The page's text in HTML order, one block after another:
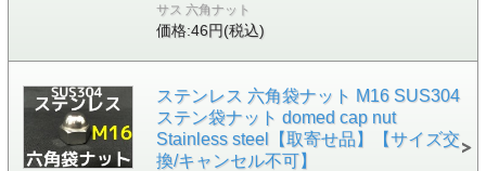
サス 六角ナット
価格:46円(税込)
ステンレス 六角袋ナット M16 SUS304
ステン袋ナット domed cap nut
Stainless steel【取寄せ品】【サイズ交
換/キャンセル不可】